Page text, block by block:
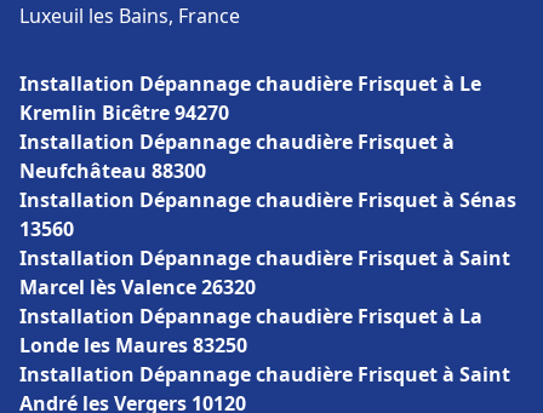
Luxeuil les Bains, France
Installation Dépannage chaudière Frisquet à Le
Kremlin Bicêtre 94270
Installation Dépannage chaudière Frisquet à
Neufchâteau 88300
Installation Dépannage chaudière Frisquet à Sénas
13560
Installation Dépannage chaudière Frisquet à Saint
Marcel lès Valence 26320
Installation Dépannage chaudière Frisquet à La
Londe les Maures 83250
Installation Dépannage chaudière Frisquet à Saint
André les Vergers 10120